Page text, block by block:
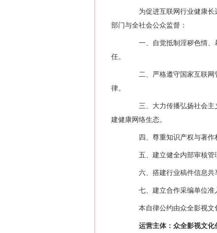
为促进互联网行业健康长远
部门与全社会公众监督：
一、自觉抵制淫秽色情、暴
任。
二、严格遵守国家互联网管
律。
三、大力传播弘扬社会主义
建健康网络生态。
四、尊重知识产权与著作权
五、建立健全内部审核管理
六、搭建行业稿件信息共享
七、建立合作采编单位准入
本自律公约由众全影视文化
运营主体：众全影视文化